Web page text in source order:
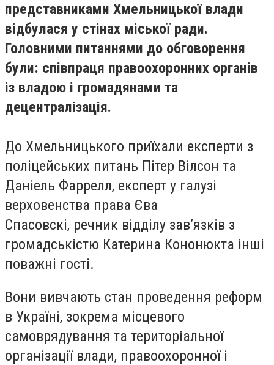
представниками Хмельницької влади
відбулася у стінах міської ради.
Головними питаннями до обговорення
були: співпраця правоохоронних органів
із владою і громадянами та
децентралізація.
До Хмельницького приїхали експерти з
поліцейських питань Пітер Вілсон та
Даніель Фаррелл, експерт у галузі
верховенства права Єва
Спасовскі, речник відділу зав’язків з
громадськістю Катерина Кононюкта інші
поважні гості.
Вони вивчають стан проведення реформ
в Україні, зокрема місцевого
самоврядування та територіальної
організації влади, правоохоронної і